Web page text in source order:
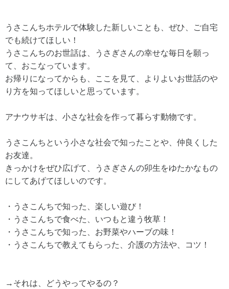
うさこんちホテルで体験した新しいことも、ぜひ、ご自宅
でも続けてほしい！
うさこんちのお世話は、うさぎさんの幸せな毎日を願っ
て、おこなっています。
お帰りになってからも、ここを見て、よりよいお世話のや
り方を知ってほしいと思っています。
アナウサギは、小さな社会を作って暮らす動物です。
うさこんちという小さな社会で知ったことや、仲良くした
お友達。
きっかけをぜひ広げて、うさぎさんの卯生をゆたかなもの
にしてあげてほしいのです。
・うさこんちで知った、楽しい遊び！
・うさこんちで食べた、いつもと違う牧草！
・うさこんちで知った、お野菜やハーブの味！
・うさこんちで教えてもらった、介護の方法や、コツ！
→それは、どうやってやるの？